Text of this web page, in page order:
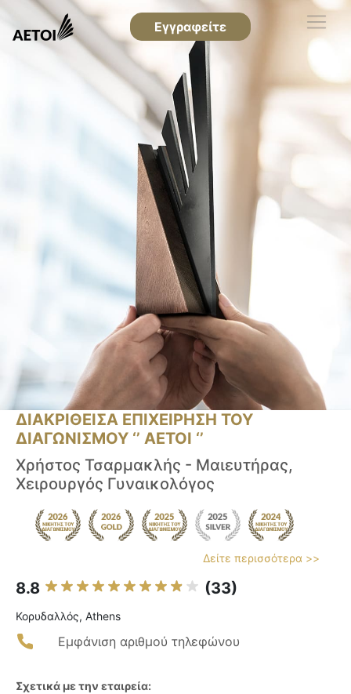
Εγγραφείτε
ΔΙΑΚΡΙΘΕΙΣΑ ΕΠΙΧΕΙΡΗΣΗ ΤΟΥ
ΔΙΑΓΩΝΙΣΜΟΥ ‘’ ΑΕΤΟΙ ‘’
Χρήστος Τσαρμακλής - Μαιευτήρας,
Χειρουργός Γυναικολόγος
Δείτε περισσότερα >>
8.8 (33)
Κορυδαλλός, Athens
Εμφάνιση αριθμού τηλεφώνου
Σχετικά με την εταιρεία: